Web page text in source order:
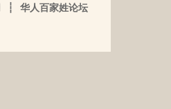
┆
华人百家姓论坛